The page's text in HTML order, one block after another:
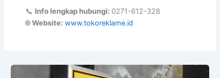
📞 Info lengkap hubungi:0271-612-328
🌐Website: www.tokoreklame.id